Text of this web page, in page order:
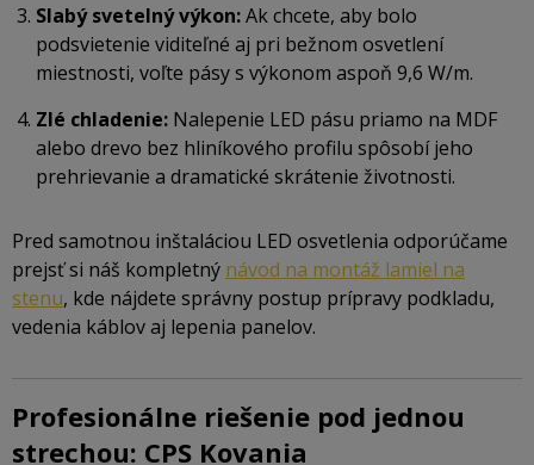
Slabý svetelný výkon:Ak chcete, aby bolo
podsvietenie viditeľné aj pri bežnom osvetlení
miestnosti, voľte pásy s výkonom aspoň 9,6 W/m.
Zlé chladenie: Nalepenie LED pásu priamo na MDF
alebo drevo bez hliníkového profilu spôsobí jeho
prehrievanie a dramatické skrátenie životnosti.
Pred samotnou inštaláciou LED osvetlenia odporúčame
prejsť si náš kompletný návod na montáž lamiel na
stenu, kde nájdete správny postup prípravy podkladu,
vedenia káblov aj lepenia panelov.
Profesionálne riešenie pod jednou
strechou: CPS Kovania